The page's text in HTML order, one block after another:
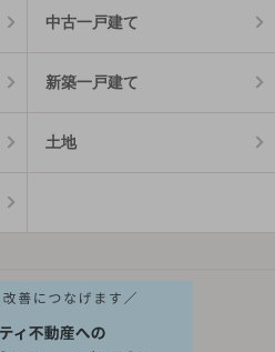
中古一戸建て
新築一戸建て
土地